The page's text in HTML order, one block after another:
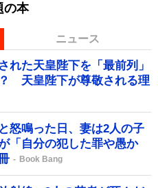
の本
ニュース
れた天皇陛下を「最前列」
天皇陛下が尊敬される理
怒鳴った日、妻は2人の子
「自分の犯した罪や愚か
Book Bang